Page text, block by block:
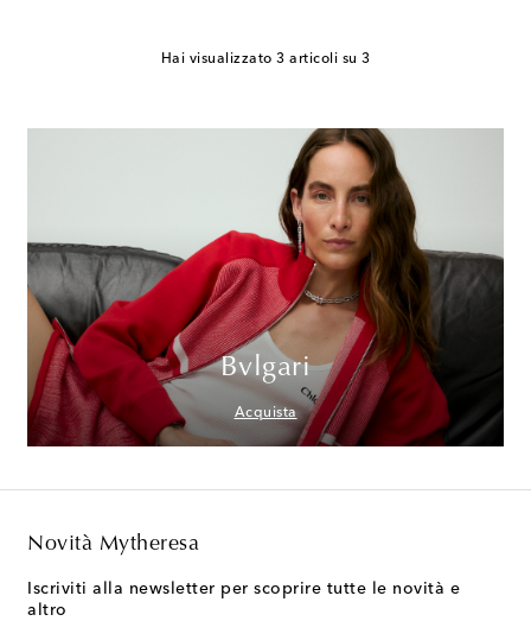
Hai visualizzato 3 articoli su 3
Bvlgari
Acquista
Novità Mytheresa
Iscriviti alla newsletter per scoprire tutte le novità e
altro